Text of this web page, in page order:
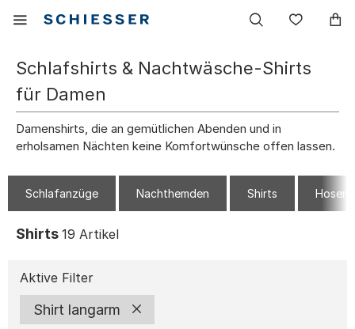
Navigation
Menu
Schlafshirts & Nachtwäsche-Shirts
für Damen
Damenshirts, die an gemütlichen Abenden und in
erholsamen Nächten keine Komfortwünsche offen lassen.
Schlafanzüge Nachthemden Shirts Hosen
Shirts 19 Artikel
Aktive Filter
Shirt langarm